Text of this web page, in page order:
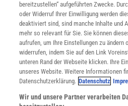
Datenschutz
Nutzungsbedingungen
Cookie-Einstellungen
Utiq verwalten
Nutzungsbasierte Onlinewerbung
Alle Artikel
Impressum
Angebote für Schulen
bereitzustellen“ aufgeführten Zwecke.
oder Widerruf Ihrer Einwilligung werden
deaktiviert sind, sind manche Inhalte und
mehr so relevant für Sie. Sie können
aufrufen, um Ihre Einstellungen zu ändern
widerrufen, indem Sie auf den Link
unteren Rand der Webseite klicken. Ihre
unseres Website. Weitere Informationen
Datenschutzerklärung. Datenschutz
Wir und unsere Partner verarbeiten